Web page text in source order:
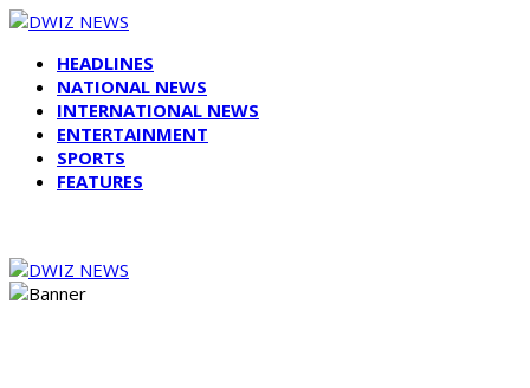
HEADLINES
NATIONAL NEWS
INTERNATIONAL NEWS
ENTERTAINMENT
SPORTS
FEATURES